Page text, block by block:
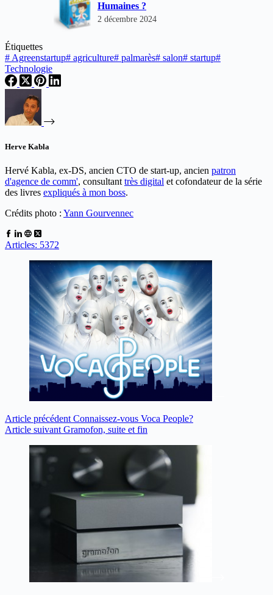
Humaines ?
2 décembre 2024
Étiquettes
#Agreenstartup# agriculture# palmarès# salon# startup#
Technologie
Herve Kabla
Hervé Kabla, ex-DS, ancien CTO de start-up, ancien patron
d'agence de comm', consultant très digital et cofondateur de la série
des livres expliqués à mon boss.
Crédits photo : Yann Gourvennec
Articles: 5372
Article précédent Connaissez-vous Voca People?
Article suivant Gramofon, suite et fin